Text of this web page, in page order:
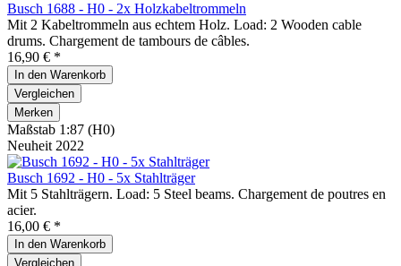
Busch 1688 - H0 - 2x Holzkabeltrommeln
Mit 2 Kabeltrommeln aus echtem Holz. Load: 2 Wooden cable
drums. Chargement de tambours de câbles.
16,90 € *
In den Warenkorb
Vergleichen
Merken
Maßstab 1:87 (H0)
Neuheit 2022
Busch 1692 - H0 - 5x Stahlträger
Mit 5 Stahlträgern. Load: 5 Steel beams. Chargement de poutres en
acier.
16,00 € *
In den Warenkorb
Vergleichen